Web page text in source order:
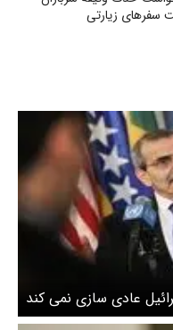
سفرهای زیارتی
عادی سازی نمی کند